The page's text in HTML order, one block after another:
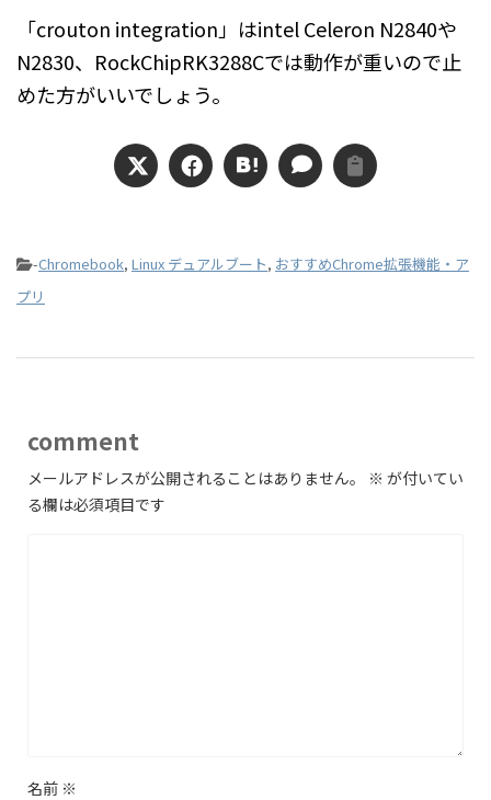
「crouton integration」はintel Celeron N2840や
N2830、RockChipRK3288Cでは動作が重いので止
めた方がいいでしょう。
-Chromebook, Linux デュアルブート, おすすめChrome拡張機能・ア
プリ
comment
メールアドレスが公開されることはありません。 ※ が付いてい
る欄は必須項目です
名前 ※